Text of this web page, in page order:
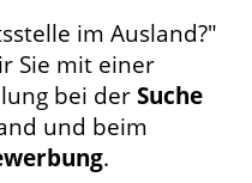
im Ausland?"
Sie mit einer
bei der Suche
und beim
.